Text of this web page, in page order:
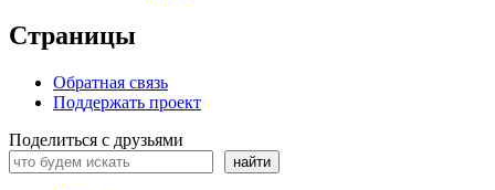
Страницы
Обратная связь
Поддержать проект
Поделиться с друзьями
Поиск
найти